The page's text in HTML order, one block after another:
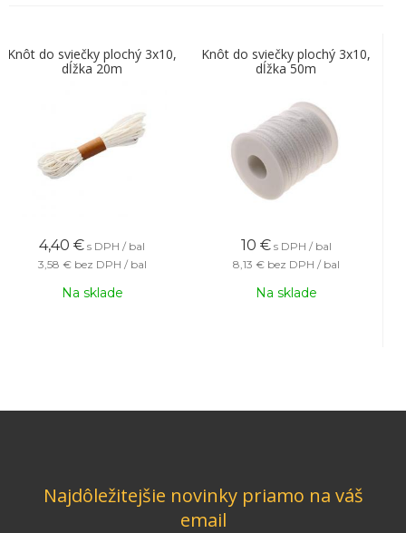
Knôt do sviečky plochý 3x10,
dĺžka 20m
4,40 € s DPH / bal
3,58 € bez DPH / bal
Na sklade
Knôt do sviečky plochý 3x10,
dĺžka 50m
10 € s DPH / bal
8,13 € bez DPH / bal
Na sklade
Najdôležitejšie novinky priamo na váš
email